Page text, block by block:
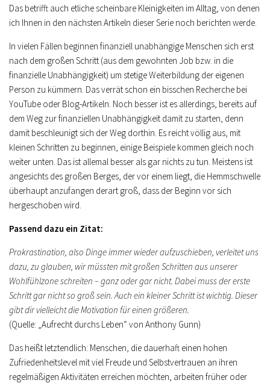
Das betrifft auch etliche scheinbare Kleinigkeiten im Alltag, von denen
ich Ihnen in den nächsten Artikeln dieser Serie noch berichten werde.
In vielen Fällen beginnen finanziell unabhängige Menschen sich erst
nach dem großen Schritt (aus dem gewohnten Job bzw. in die
finanzielle Unabhängigkeit) um stetige Weiterbildung der eigenen
Person zu kümmern. Das verrät schon ein bisschen Recherche bei
YouTube oder Blog-Artikeln. Noch besser ist es allerdings, bereits auf
dem Weg zur finanziellen Unabhängigkeit damit zu starten, denn
damit beschleunigt sich der Weg dorthin. Es reicht völlig aus, mit
kleinen Schritten zu beginnen, einige Beispiele kommen gleich noch
weiter unten. Das ist allemal besser als gar nichts zu tun. Meistens ist
angesichts des großen Berges, der vor einem liegt, die Hemmschwelle
überhaupt anzufangen derart groß, dass der Beginn vor sich
hergeschoben wird.
Passend dazu ein Zitat:
Prokrastination, also Dinge immer wieder aufzuschieben, verleitet uns
dazu, zu glauben, wir müssten mit großen Schritten aus unserer
Wohlfühlzone schreiten – ganz oder gar nicht. Dabei muss der erste
Schritt gar nicht so groß sein. Auch ein kleiner Schritt ist wichtig. Dieser
gibt dir vielleicht die Motivation für einen größeren.
(Quelle: „Aufrecht durchs Leben“ von Anthony Gunn)
Das heißt letztendlich: Menschen, die dauerhaft einen hohen
Zufriedenheitslevel mit viel Freude und Selbstvertrauen an ihren
regelmäßigen Aktivitäten erreichen möchten, arbeiten früher oder